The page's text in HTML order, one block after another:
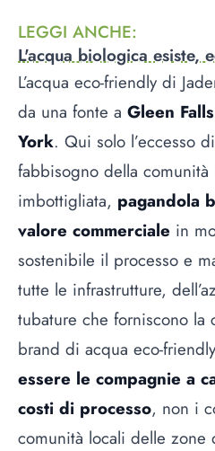
LEGGI ANCHE:
L'acqua biologica esiste,
L’acqua eco-friendly di
da una fonte a Gleen Falls
York. Qui solo l’eccesso
fabbisogno della comunità
imbottigliata, pagandola
valore commerciale in
sostenibile il processo e
tutte le infrastrutture,
tubature che forniscono la
brand di acqua eco-
essere le compagnie a
costi di processo, non i
comunità locali delle